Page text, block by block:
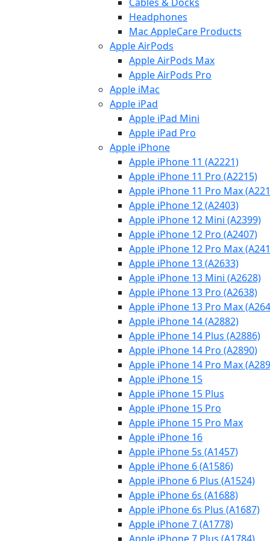
Headphones
Mac AppleCare Products
Apple AirPods
Apple AirPods Max
Apple AirPods Pro
Apple iMac
Apple iPad
Apple iPad Mini
Apple iPad Pro
Apple iPhone
Apple iPhone 11 (A2221)
Apple iPhone 11 Pro (A2215)
Apple iPhone 11 Pro Max
Apple iPhone 12 (A2403)
Apple iPhone 12 Mini (A2399)
Apple iPhone 12 Pro (A2407)
Apple iPhone 12 Pro Max
Apple iPhone 13 (A2633)
Apple iPhone 13 Mini (A2628)
Apple iPhone 13 Pro (A2638)
Apple iPhone 13 Pro Max
Apple iPhone 14 (A2882)
Apple iPhone 14 Plus (A2886)
Apple iPhone 14 Pro (A2890)
Apple iPhone 14 Pro Max
Apple iPhone 15
Apple iPhone 15 Plus
Apple iPhone 15 Pro
Apple iPhone 15 Pro Max
Apple iPhone 16
Apple iPhone 5s (A1457)
Apple iPhone 6 (A1586)
Apple iPhone 6 Plus (A1524)
Apple iPhone 6s (A1688)
Apple iPhone 6s Plus (A1687)
Apple iPhone 7 (A1778)